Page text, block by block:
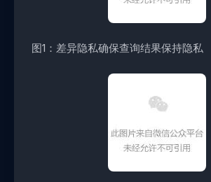
图1：差异隐私确保查询结果保持隐私